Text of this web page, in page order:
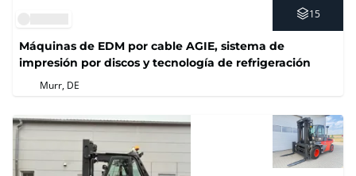
15
Máquinas de EDM por cable AGIE, sistema de
impresión por discos y tecnología de refrigeración
Murr, DE